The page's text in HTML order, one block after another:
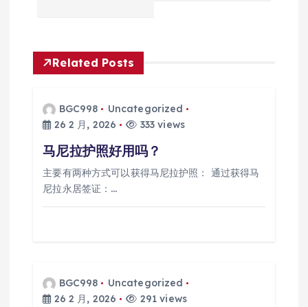
航
Related Posts
BGC998
Uncategorized
26 2 月, 2026
333 views
马尼拉护照好用吗？
主要有两种方式可以获得马尼拉护照： 通过获得马
尼拉永居签证：…
BGC998
Uncategorized
26 2 月, 2026
291 views